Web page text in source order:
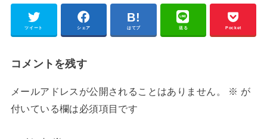
ツイート シェア はてブ 送る Pocket
コメントを残す
メールアドレスが公開されることはありません。 ※ が
付いている欄は必須項目です